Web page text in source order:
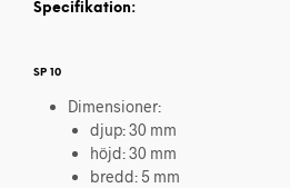
Specifikation:
SP 10
Dimensioner:
djup: 30 mm
höjd: 30 mm
bredd: 5 mm